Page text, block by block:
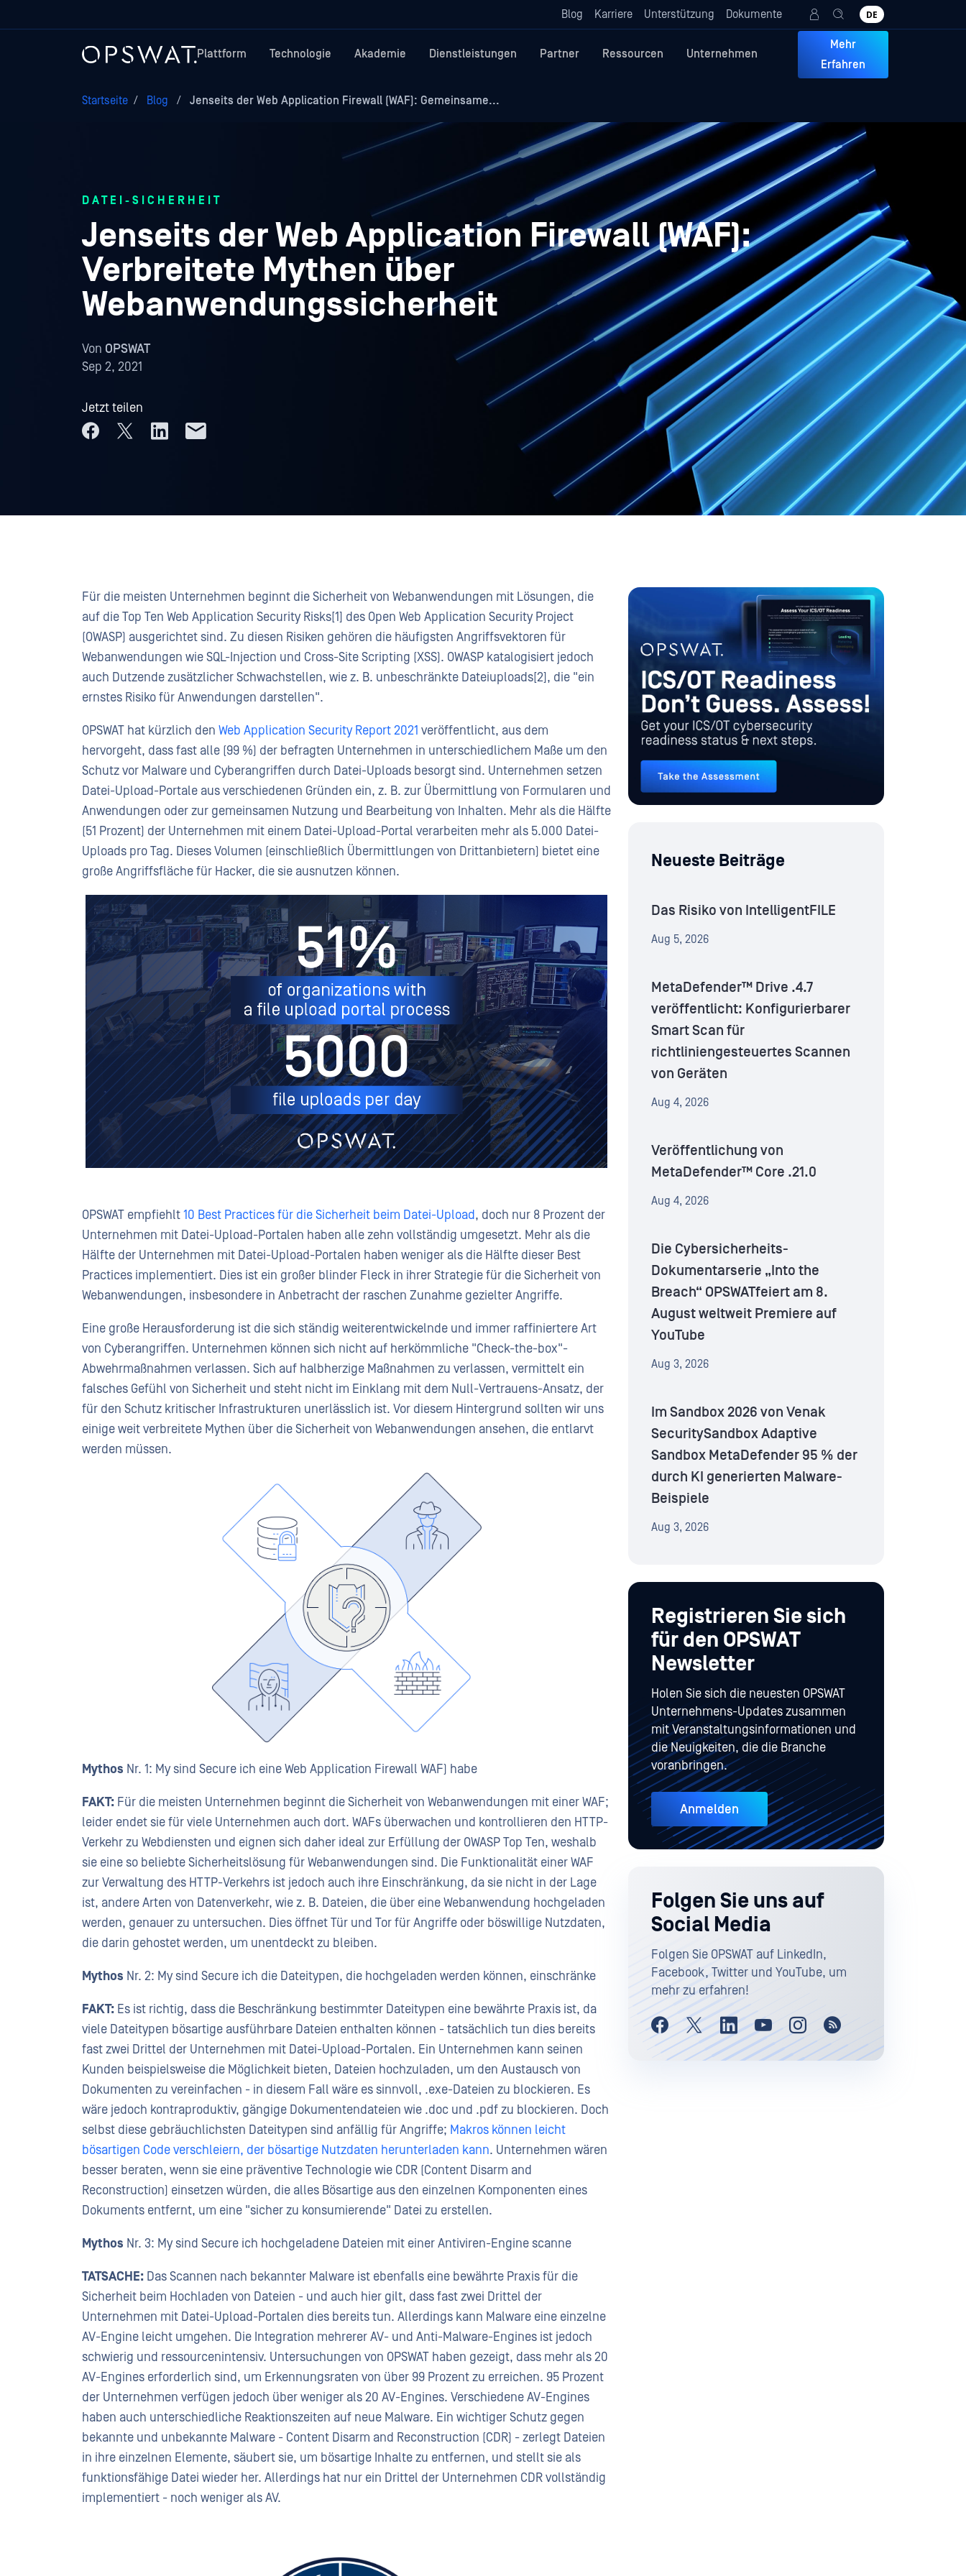
Blog Karriere Unterstützung Dokumente DE
Plattform Technologie Akademie Dienstleistungen Partner Ressourcen Unternehmen
Mehr
Erfahren
Startseite / Blog / Jenseits der Web Application Firewall (WAF): Gemeinsame...
DATEI-SICHERHEIT
Jenseits der Web Application Firewall (WAF):
Verbreitete Mythen über
Webanwendungssicherheit
Von OPSWAT
Sep 2, 2021
Jetzt teilen
Für die meisten Unternehmen beginnt die Sicherheit von Webanwendungen mit Lösungen, die
auf die Top Ten Web Application Security Risks[1] des Open Web Application Security Project
(OWASP) ausgerichtet sind. Zu diesen Risiken gehören die häufigsten Angriffsvektoren für
Webanwendungen wie SQL-Injection und Cross-Site Scripting (XSS). OWASP katalogisiert jedoch
auch Dutzende zusätzlicher Schwachstellen, wie z. B. unbeschränkte Dateiuploads[2], die "ein
ernstes Risiko für Anwendungen darstellen".
OPSWAT hat kürzlich den Web Application Security Report 2021 veröffentlicht, aus dem
hervorgeht, dass fast alle (99 %) der befragten Unternehmen in unterschiedlichem Maße um den
Schutz vor Malware und Cyberangriffen durch Datei-Uploads besorgt sind. Unternehmen setzen
Datei-Upload-Portale aus verschiedenen Gründen ein, z. B. zur Übermittlung von Formularen und
Anwendungen oder zur gemeinsamen Nutzung und Bearbeitung von Inhalten. Mehr als die Hälfte
(51 Prozent) der Unternehmen mit einem Datei-Upload-Portal verarbeiten mehr als 5.000 Datei-
Uploads pro Tag. Dieses Volumen (einschließlich Übermittlungen von Drittanbietern) bietet eine
große Angriffsfläche für Hacker, die sie ausnutzen können.
OPSWAT empfiehlt10 Best Practices für die Sicherheit beim Datei-Upload, doch nur 8 Prozent der
Unternehmen mit Datei-Upload-Portalen haben alle zehn vollständig umgesetzt. Mehr als die
Hälfte der Unternehmen mit Datei-Upload-Portalen haben weniger als die Hälfte dieser Best
Practices implementiert. Dies ist ein großer blinder Fleck in ihrer Strategie für die Sicherheit von
Webanwendungen, insbesondere in Anbetracht der raschen Zunahme gezielter Angriffe.
Eine große Herausforderung ist die sich ständig weiterentwickelnde und immer raffiniertere Art
von Cyberangriffen. Unternehmen können sich nicht auf herkömmliche "Check-the-box"-
Abwehrmaßnahmen verlassen. Sich auf halbherzige Maßnahmen zu verlassen, vermittelt ein
falsches Gefühl von Sicherheit und steht nicht im Einklang mit dem Null-Vertrauens-Ansatz, der
für den Schutz kritischer Infrastrukturen unerlässlich ist. Vor diesem Hintergrund sollten wir uns
einige weit verbreitete Mythen über die Sicherheit von Webanwendungen ansehen, die entlarvt
werden müssen.
Mythos Nr. 1: My sind Secure ich eine Web Application Firewall WAF) habe
FAKT: Für die meisten Unternehmen beginnt die Sicherheit von Webanwendungen mit einer WAF;
leider endet sie für viele Unternehmen auch dort. WAFs überwachen und kontrollieren den HTTP-
Verkehr zu Webdiensten und eignen sich daher ideal zur Erfüllung der OWASP Top Ten, weshalb
sie eine so beliebte Sicherheitslösung für Webanwendungen sind. Die Funktionalität einer WAF
zur Verwaltung des HTTP-Verkehrs ist jedoch auch ihre Einschränkung, da sie nicht in der Lage
ist, andere Arten von Datenverkehr, wie z. B. Dateien, die über eine Webanwendung hochgeladen
werden, genauer zu untersuchen. Dies öffnet Tür und Tor für Angriffe oder böswillige Nutzdaten,
die darin gehostet werden, um unentdeckt zu bleiben.
Mythos Nr. 2: My sind Secure ich die Dateitypen, die hochgeladen werden können, einschränke
FAKT: Es ist richtig, dass die Beschränkung bestimmter Dateitypen eine bewährte Praxis ist, da
viele Dateitypen bösartige ausführbare Dateien enthalten können - tatsächlich tun dies bereits
fast zwei Drittel der Unternehmen mit Datei-Upload-Portalen. Ein Unternehmen kann seinen
Kunden beispielsweise die Möglichkeit bieten, Dateien hochzuladen, um den Austausch von
Dokumenten zu vereinfachen - in diesem Fall wäre es sinnvoll, .exe-Dateien zu blockieren. Es
wäre jedoch kontraproduktiv, gängige Dokumentendateien wie .doc und .pdf zu blockieren. Doch
selbst diese gebräuchlichsten Dateitypen sind anfällig für Angriffe; Makros können leicht
bösartigen Code verschleiern, der bösartige Nutzdaten herunterladen kann. Unternehmen wären
besser beraten, wenn sie eine präventive Technologie wie CDR (Content Disarm and
Reconstruction) einsetzen würden, die alles Bösartige aus den einzelnen Komponenten eines
Dokuments entfernt, um eine "sicher zu konsumierende" Datei zu erstellen.
Mythos Nr. 3: My sind Secure ich hochgeladene Dateien mit einer Antiviren-Engine scanne
TATSACHE: Das Scannen nach bekannter Malware ist ebenfalls eine bewährte Praxis für die
Sicherheit beim Hochladen von Dateien - und auch hier gilt, dass fast zwei Drittel der
Unternehmen mit Datei-Upload-Portalen dies bereits tun. Allerdings kann Malware eine einzelne
AV-Engine leicht umgehen. Die Integration mehrerer AV- und Anti-Malware-Engines ist jedoch
schwierig und ressourcenintensiv. Untersuchungen von OPSWAT haben gezeigt, dass mehr als 20
AV-Engines erforderlich sind, um Erkennungsraten von über 99 Prozent zu erreichen. 95 Prozent
der Unternehmen verfügen jedoch über weniger als 20 AV-Engines. Verschiedene AV-Engines
haben auch unterschiedliche Reaktionszeiten auf neue Malware. Ein wichtiger Schutz gegen
bekannte und unbekannte Malware - Content Disarm and Reconstruction (CDR) - zerlegt Dateien
in ihre einzelnen Elemente, säubert sie, um bösartige Inhalte zu entfernen, und stellt sie als
funktionsfähige Datei wieder her. Allerdings hat nur ein Drittel der Unternehmen CDR vollständig
implementiert - noch weniger als AV.
Neueste Beiträge
Das Risiko von IntelligentFILE
Aug 5, 2026
MetaDefender™ Drive .4.7
veröffentlicht: Konfigurierbarer
Smart Scan für
richtliniengesteuertes Scannen
von Geräten
Aug 4, 2026
Veröffentlichung von
MetaDefender™ Core .21.0
Aug 4, 2026
Die Cybersicherheits-
Dokumentarserie „Into the
Breach“ OPSWATfeiert am 8.
August weltweit Premiere auf
YouTube
Aug 3, 2026
Im Sandbox 2026 von Venak
SecuritySandbox Adaptive
Sandbox MetaDefender 95 % der
durch KI generierten Malware-
Beispiele
Aug 3, 2026
Registrieren Sie sich
für den OPSWAT
Newsletter
Holen Sie sich die neuesten OPSWAT
Unternehmens-Updates zusammen
mit Veranstaltungsinformationen und
die Neuigkeiten, die die Branche
voranbringen.
Anmelden
Folgen Sie uns auf
Social Media
Folgen Sie OPSWAT auf LinkedIn,
Facebook, Twitter und YouTube, um
mehr zu erfahren!